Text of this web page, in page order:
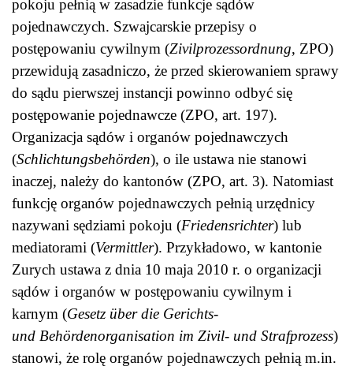
pokoju pełnią w zasadzie funkcje sądów
pojednawczych. Szwajcarskie przepisy o
postępowaniu cywilnym (Zivilprozessordnung, ZPO)
przewidują zasadniczo, że przed skierowaniem sprawy
do sądu pierwszej instancji powinno odbyć się
postępowanie pojednawcze (ZPO, art. 197).
Organizacja sądów i organów pojednawczych
(Schlichtungsbehörden), o ile ustawa nie stanowi
inaczej, należy do kantonów (ZPO, art. 3). Natomiast
funkcję organów pojednawczych pełnią urzędnicy
nazywani sędziami pokoju (Friedensrichter) lub
mediatorami (Vermittler). Przykładowo, w kantonie
Zurych ustawa z dnia 10 maja 2010 r. o organizacji
sądów i organów w postępowaniu cywilnym i
karnym (Gesetz über die Gerichts-
und Behördenorganisation im Zivil- und Strafprozess)
stanowi, że rolę organów pojednawczych pełnią m.in.